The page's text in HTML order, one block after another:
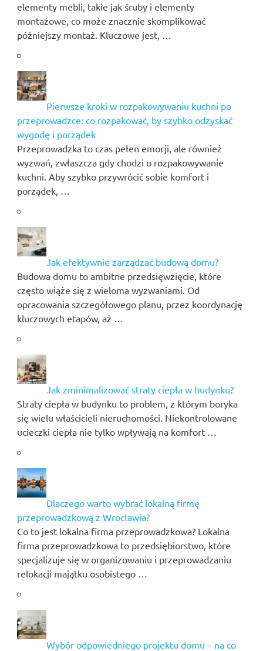
elementy mebli, takie jak śruby i elementy
montażowe, co może znacznie skomplikować
późniejszy montaż. Kluczowe jest, …
Pierwsze kroki w rozpakowywaniu kuchni po
przeprowadzce: co rozpakować, by szybko odzyskać
wygodę i porządek
Przeprowadzka to czas pełen emocji, ale również
wyzwań, zwłaszcza gdy chodzi o rozpakowywanie
kuchni. Aby szybko przywrócić sobie komfort i
porządek, …
Jak efektywnie zarządzać budową domu?
Budowa domu to ambitne przedsięwzięcie, które
często wiąże się z wieloma wyzwaniami. Od
opracowania szczegółowego planu, przez koordynację
kluczowych etapów, aż …
Jak zminimalizować straty ciepła w budynku?
Straty ciepła w budynku to problem, z którym boryka
się wielu właścicieli nieruchomości. Niekontrolowane
ucieczki ciepła nie tylko wpływają na komfort …
Dlaczego warto wybrać lokalną firmę
przeprowadzkową z Wrocławia?
Co to jest lokalna firma przeprowadzkowa? Lokalna
firma przeprowadzkowa to przedsiębiorstwo, które
specjalizuje się w organizowaniu i przeprowadzaniu
relokacji majątku osobistego …
Wybór odpowiedniego projektu domu – na co